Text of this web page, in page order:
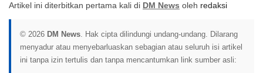
Artikel ini diterbitkan pertama kali di DM News oleh redaksi
© 2026 DM News. Hak cipta dilindungi undang-undang. Dilarang
menyadur atau menyebarluaskan sebagian atau seluruh isi artikel
ini tanpa izin tertulis dan tanpa mencantumkan link sumber asli: